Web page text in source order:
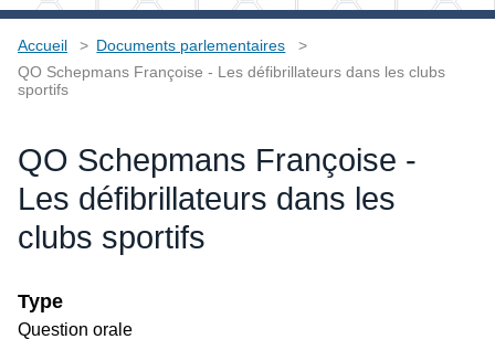
Type
Question orale
Auteurs
Session
2022 - 2023
Matières
Date de la séance plénière ou de la commission
18/11/2022